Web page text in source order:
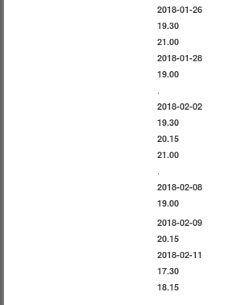
2018-01-26
19.30
21.00
2018-01-28
19.00
.
2018-02-02
19.30
20.15
21.00
.
2018-02-08
19.00
2018-02-09
20.15
2018-02-11
17.30
18.15